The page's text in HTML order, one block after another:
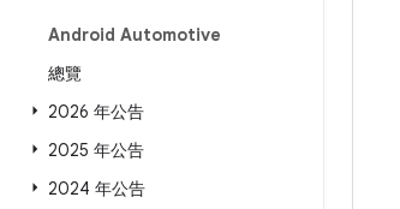
Android Automotive
總覽
2026 年公告
2025 年公告
2024 年公告